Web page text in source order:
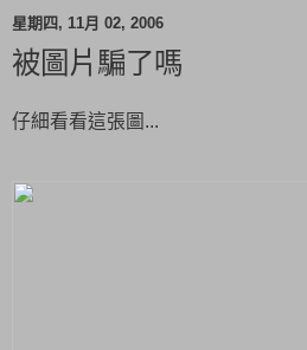
星期四, 11月 02, 2006
被圖片騙了嗎
仔細看看這張圖...